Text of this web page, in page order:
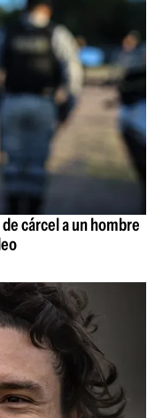
cárcel a un hombre